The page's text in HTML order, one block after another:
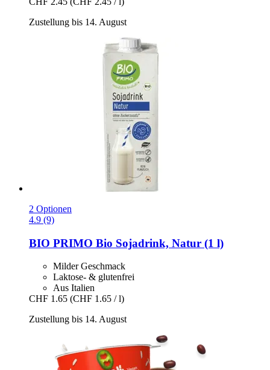
Zustellung bis 14. August
2 Optionen
4.9 (9)
BIO PRIMO Bio Sojadrink, Natur (1 l)
Milder Geschmack
Laktose- & glutenfrei
Aus Italien
CHF 1.65 (CHF 1.65 / l)
Zustellung bis 14. August